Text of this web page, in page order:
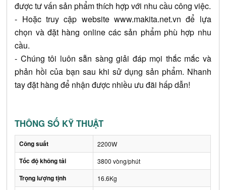
được tư vấn sản phẩm thích hợp với nhu cầu công việc.
- Hoặc truy cập website www.makita.net.vn để lựa
chọn và đặt hàng online các sản phẩm phù hợp nhu
cầu.
- Chúng tôi luôn sẵn sàng giải đáp mọi thắc mắc và
phản hồi của bạn sau khi sử dụng sản phẩm. Nhanh
tay đặt hàng để nhận được nhiều ưu đãi hấp dẫn!
THÔNG SỐ KỸ THUẬT
Công suất 2200W
Tốc độ không tải 3800 vòng/phút
Trọng lượng tịnh 16.6Kg